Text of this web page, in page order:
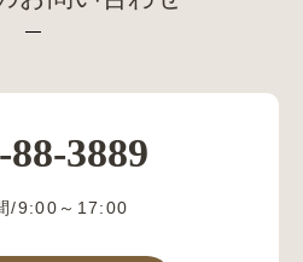
88-3889
/9:00～17:00